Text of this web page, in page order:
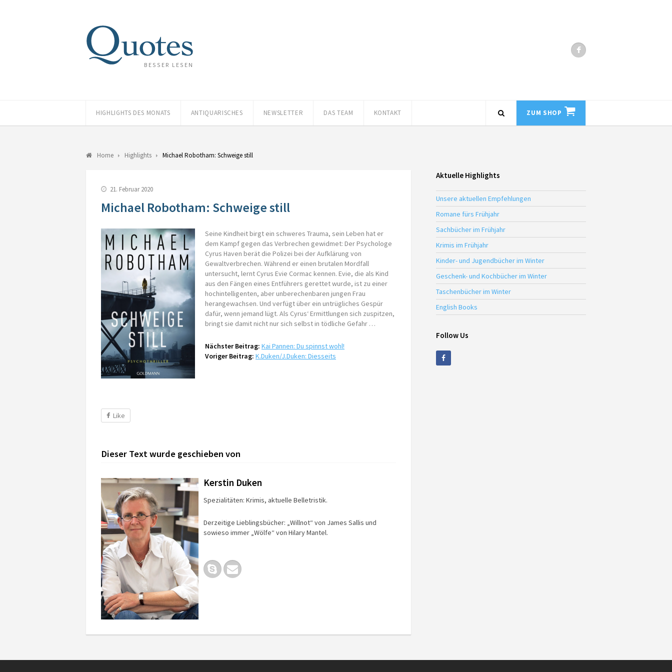
BESSER LESEN
HIGHLIGHTS DES MONATS ANTIQUARISCHES NEWSLETTER DAS TEAM KONTAKT ZUM SHOP
Home Highlights Michael Robotham: Schweige still
21. Februar 2020
Michael Robotham: Schweige still
Seine Kindheit birgt ein schweres Trauma, sein Leben hat er
dem Kampf gegen das Verbrechen gewidmet: Der Psychologe
Cyrus Haven berät die Polizei bei der Aufklärung von
Gewaltverbrechen. Während er einen brutalen Mordfall
untersucht, lernt Cyrus Evie Cormac kennen. Evie, die als Kind
aus den Fängen eines Entführers gerettet wurde, ist zu einer
hochintelligenten, aber unberechenbaren jungen Frau
herangewachsen. Und verfügt über ein untrügliches Gespür
dafür, wenn jemand lügt. Als Cyrus‘ Ermittlungen sich zuspitzen,
bringt sie damit nicht nur sich selbst in tödliche Gefahr …
Nächster Beitrag: Kai Pannen: Du spinnst wohl!
Voriger Beitrag: K.Duken/J.Duken: Diesseits
Like
Dieser Text wurde geschieben von
Kerstin Duken
Spezialitäten: Krimis, aktuelle Belletristik.
Derzeitige Lieblingsbücher: „Willnot“ von James Sallis und
sowieso immer „Wölfe“ von Hilary Mantel.
Aktuelle Highlights
Unsere aktuellen Empfehlungen
Romane fürs Frühjahr
Sachbücher im Frühjahr
Krimis im Frühjahr
Kinder- und Jugendbücher im Winter
Geschenk- und Kochbücher im Winter
Taschenbücher im Winter
English Books
Follow Us